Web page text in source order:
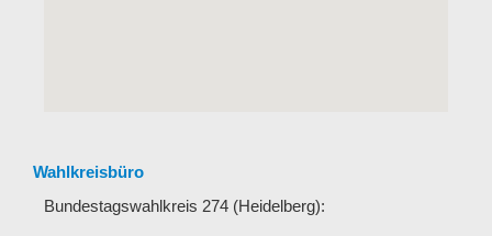
Wahlkreisbüro
Bundestagswahlkreis 274 (Heidelberg):